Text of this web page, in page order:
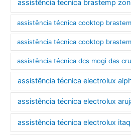
assistência técnica brastemp
assistência técnica cooktop
assistência técnica cooktop
assistência técnica dcs mogi das
assistência técnica electrolux
assistência técnica electrolux
assistência técnica electrolux